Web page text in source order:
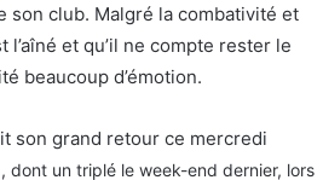
son club. Malgré la combativité et
et qu’il ne compte rester le
beaucoup d’émotion.
son grand retour ce mercredi
dont un triplé le week-end dernier, lors